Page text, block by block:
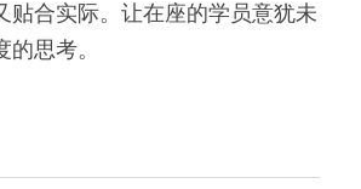
贴合实际。让在座的学员意犹未
思考。